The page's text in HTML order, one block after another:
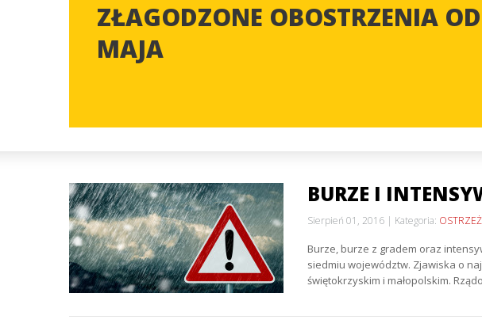
ZŁAGODZONE OBOSTRZENIA
MAJA
BURZE I
Sierpień 01, 2016 Kategoria:
Burze, burze z gradem oraz
siedmiu województw. Zjawiska o
świętokrzyskim i małopolskim.